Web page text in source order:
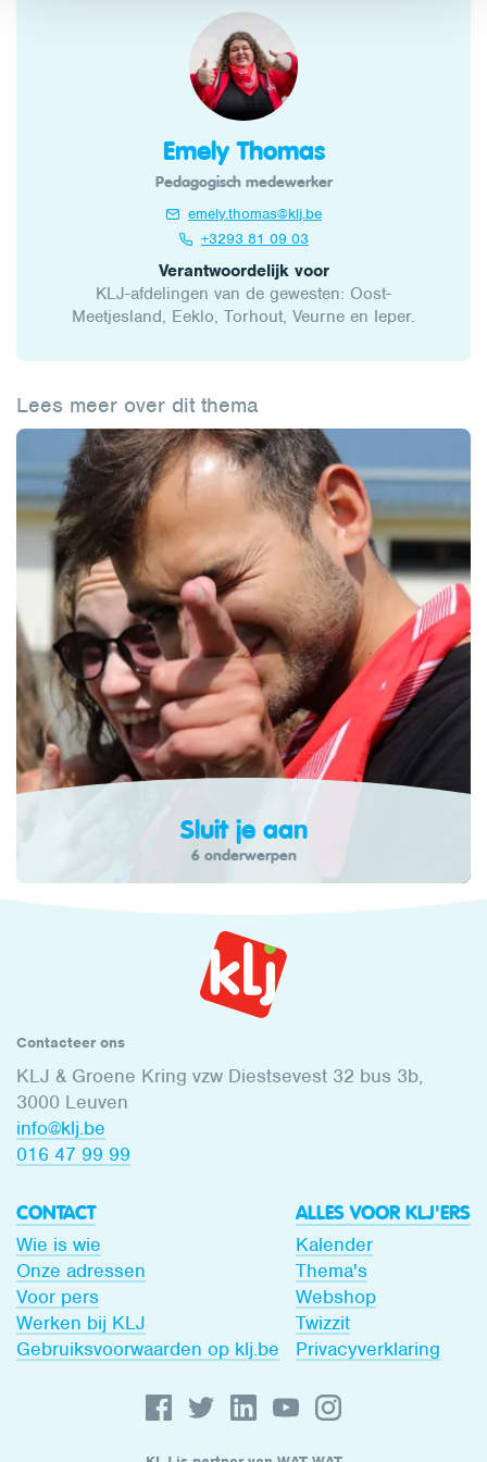
Emely Thomas
Pedagogisch medewerker
emely.thomas@klj.be
+3293 81 09 03
Verantwoordelijk voor
KLJ-afdelingen van de gewesten: Oost-
Meetjesland, Eeklo, Torhout, Veurne en Ieper.
Lees meer over dit thema
Sluit je aan
6 onderwerpen
Contacteer ons
KLJ & Groene Kring vzw Diestsevest 32 bus 3b,
3000 Leuven
info@klj.be​
016 47 99 99
CONTACT
Wie is wie
Onze adressen
Voor pers
Werken bij KLJ
Gebruiksvoorwaarden op klj.be
ALLES VOOR KLJ'ERS
Kalender
Thema's
Webshop
Twizzit
Privacyverklaring